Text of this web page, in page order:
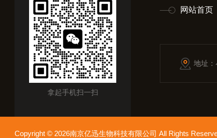
拿起手机扫一扫
网站首页
地址
Copyright © 2026南京亿迅生物科技有限公司 All Rights